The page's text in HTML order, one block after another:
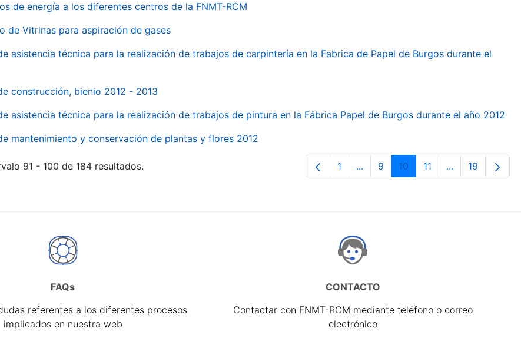
de energía a los diferentes centros de la FNMT-RCM
de Vitrinas para aspiración de gases
asistencia técnica para la realización de trabajos de carpintería en la Fabrica de Papel de Burgos durante el
construcción, bienio 2012 - 2013
asistencia técnica para la realización de trabajos de pintura en la Fábrica Papel de Burgos durante el año 2012
mantenimiento y conservación de plantas y flores 2012
91 - 100 de 184 resultados. Página
1 ...Páginas intermedias Use TAB para
Página
9 Página
10 Página
11 ...PáginasPágina
19
FAQs
referentes a los diferentes procesos
implicados en nuestra web
CONTACTO
Contactar con FNMT-RCM mediante teléfono o correo
electrónico